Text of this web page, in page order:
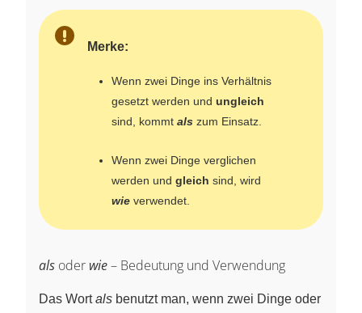
Merke:
Wenn zwei Dinge ins Verhältnis
gesetzt werden und ungleich
sind, kommt als zum Einsatz.
Wenn zwei Dinge verglichen
werden und gleich sind, wird
wie verwendet.
als oder wie– Bedeutung und Verwendung
Das Wortals benutzt man, wenn zwei Dinge oder